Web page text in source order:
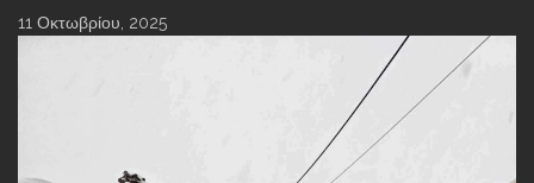
11 Οκτωβρίου, 2025